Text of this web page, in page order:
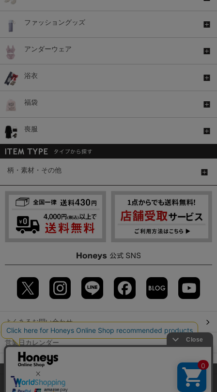
ファッショングッズ
アンダーウェア
浴衣
福袋
喪服
柄・素材・その他
よくあるお問い合わせ
営業日カレンダー
店舗検索
GLOBAL GUIDE（海外からご利用のお客様）
当サイトでは、サイトの利便性向上のため、クッキー(Cookie)を使
用しています。詳しくは「
」をご覧くださ